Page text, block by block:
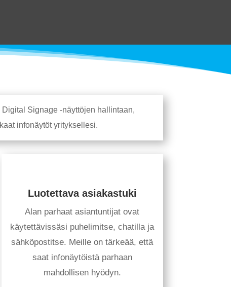
Signage -näyttöjen hallintaan,
infonäytöt yrityksellesi.
Luotettava asiakastuki
Alan parhaat asiantuntijat ovat
käytettävissäsi puhelimitse, chatilla ja
sähköpostitse. Meille on tärkeää, että
saat infonäytöistä parhaan
mahdollisen hyödyn.